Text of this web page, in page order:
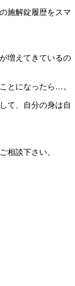
施解錠履歴をスマ
増えてきているの
とになったら…。
て、自分の身は自
相談下さい。